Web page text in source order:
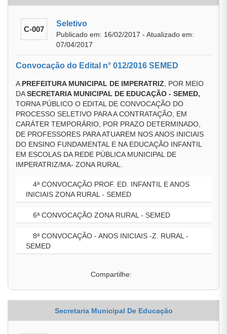
C-007
Seletivo
Publicado em: 16/02/2017 - Atualizado em:
07/04/2017
Convocação do Edital n° 012/2016 SEMED
A PREFEITURA MUNICIPAL DE IMPERATRIZ , POR MEIO
DASECRETARIA MUNICIPAL DE EDUCAÇÃO - SEMED,
TORNA PÚBLICO O EDITAL DE CONVOCAÇÃO DO
PROCESSO SELETIVO PARA A CONTRATAÇÃO, EM
CARÁTER TEMPORÁRIO, POR PRAZO DETERMINADO,
DE PROFESSORES PARA ATUAREM NOS ANOS INICIAIS
DO ENSINO FUNDAMENTAL E NA EDUCAÇÃO INFANTIL
EM ESCOLAS DA REDE PÚBLICA MUNICIPAL DE
IMPERATRIZ/MA- ZONA RURAL.
4ª CONVOCAÇÃO PROF. ED. INFANTIL E ANOS
INICIAIS ZONA RURAL - SEMED
6ª CONVOCAÇÃO ZONA RURAL - SEMED
8ª CONVOCAÇÃO - ANOS INICIAIS -Z. RURAL -
SEMED
Compartilhe:
Secretaria Municipal De Educação